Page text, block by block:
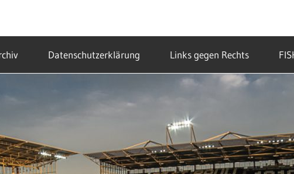
Datenschutzerklärung Links gegen Rechts